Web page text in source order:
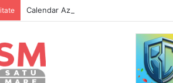
Calendar Azi – 8 august